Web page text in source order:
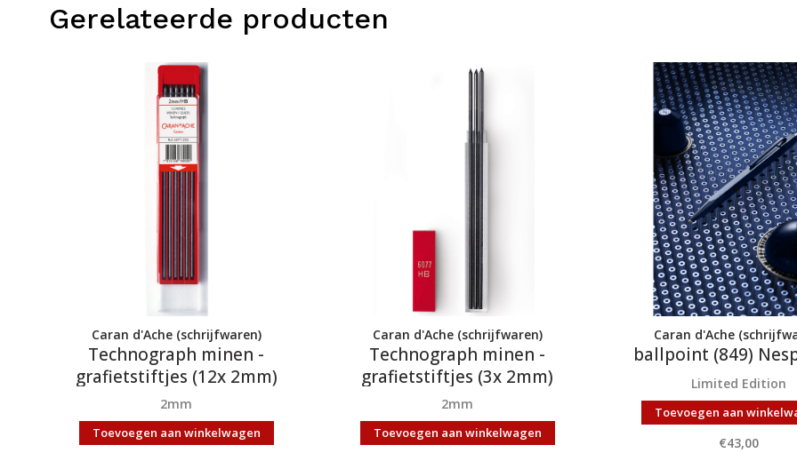
Gerelateerde producten
Caran d'Ache (schrijfwaren)
Technograph minen -
grafietstiftjes (12x 2mm)
2mm
Toevoegen aan winkelwagen
Caran d'Ache (schrijfwaren)
Technograph minen -
grafietstiftjes (3x 2mm)
2mm
Toevoegen aan winkelwagen
Caran d'Ache
ballpoint (849)
Limited Edition
Toevoegen aan
€43,00